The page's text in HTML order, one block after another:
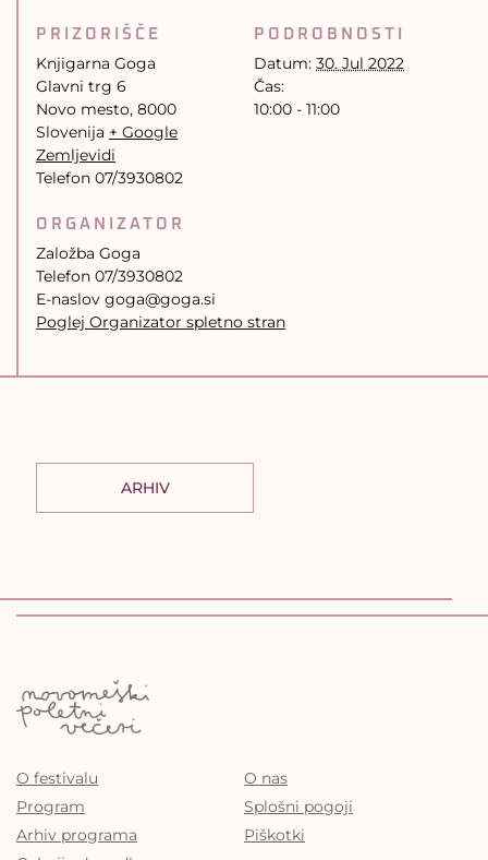
PODROBNOSTI
Datum: 30. Jul 2022
Čas:
10:00 - 11:00
PRIZORIŠČE
Knjigarna Goga
Glavni trg 6
Novo mesto, 8000
Slovenija + Google
Zemljevidi
Telefon 07/3930802
ORGANIZATOR
Založba Goga
Telefon 07/3930802
E-naslov goga@goga.si
Poglej Organizator spletno stran
ARHIV
O festivalu
Program
Arhiv programa
O nas
Splošni pogoji
Piškotki